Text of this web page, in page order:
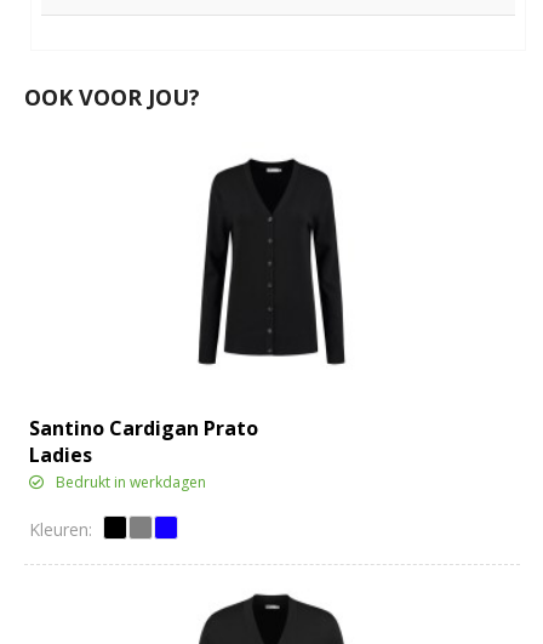
OOK VOOR JOU?
Santino Cardigan Prato
Ladies
Bedrukt in werkdagen